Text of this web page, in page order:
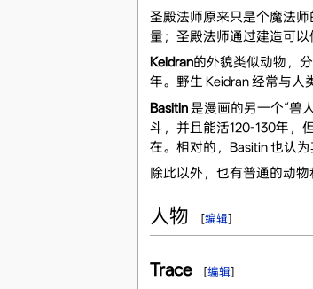
圣殿法师原来只是个魔法
量；圣殿法师通过建造可
Keidran的外貌类似动物，
年。野生 Keidran 经常与人
Basitin是漫画的另一个“兽
斗，并且能活120-130年，
在。相对的，Basitin 也认
除此以外，也有普通的动物
人物 [编辑]
Trace [编辑]